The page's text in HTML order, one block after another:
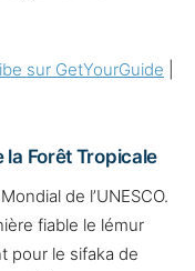
sur GetYourGuide
Forêt Tropicale
de l’UNESCO.
fiable le lémur
pour le sifaka de